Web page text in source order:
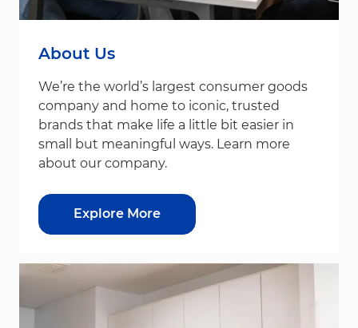
About Us
We’re the world’s largest consumer goods
company and home to iconic, trusted
brands that make life a little bit easier in
small but meaningful ways. Learn more
about our company.
Explore More